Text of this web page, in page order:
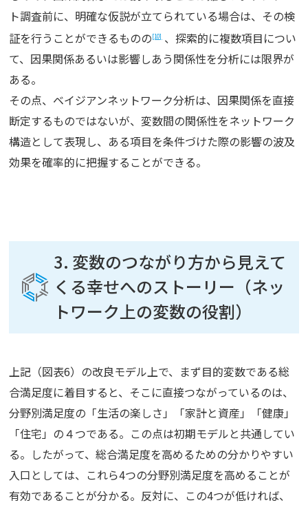
ト調査前に、明確な仮説が立てられている場合は、その検
証を行うことができるものの[10]、探索的に複数項目につい
て、因果関係あるいは影響しあう関係性を分析には限界が
ある。
その点、ベイジアンネットワーク分析は、因果関係を直接
断定するものではないが、変数間の関係性をネットワーク
構造として表現し、ある項目を条件づけた際の影響の波及
効果を確率的に把握することができる。
3. 変数のつながり方から見えて
くる幸せへのストーリー（ネッ
トワーク上の変数の役割）
上記（図表6）の改良モデル上で、まず目的変数である総
合満足度に着目すると、そこに直接つながっているのは、
分野別満足度の「生活の楽しさ」「家計と資産」「健康」
「住宅」の４つである。この点は初期モデルと共通してい
る。したがって、総合満足度を高めるための分かりやすい
入口としては、これら4つの分野別満足度を高めることが
有効であることが分かる。反対に、この4つが低ければ、